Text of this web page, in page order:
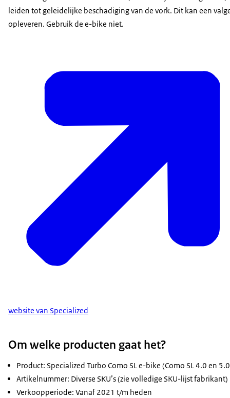
leiden tot geleidelijke beschadiging van de vork. Dit kan een
opleveren. Gebruik de e-bike niet.
website van Specialized
Om welke producten gaat het?
Product: Specialized Turbo Como SL e-bike (Como SL 4.0 en
Artikelnummer: Diverse SKU’s (zie volledige SKU-lijst fabrikant)
Verkoopperiode: Vanaf 2021 t/m heden